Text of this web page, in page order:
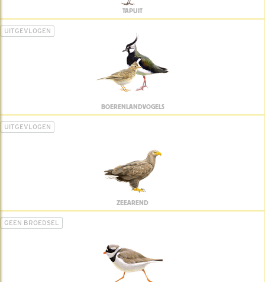
TAPUIT
UITGEVLOGEN
BOERENLANDVOGELS
UITGEVLOGEN
ZEEAREND
GEEN BROEDSEL